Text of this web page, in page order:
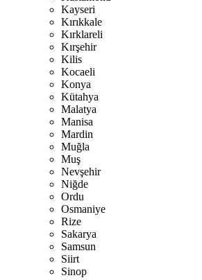
Kayseri
Kırıkkale
Kırklareli
Kırşehir
Kilis
Kocaeli
Konya
Kütahya
Malatya
Manisa
Mardin
Muğla
Muş
Nevşehir
Niğde
Ordu
Osmaniye
Rize
Sakarya
Samsun
Siirt
Sinop